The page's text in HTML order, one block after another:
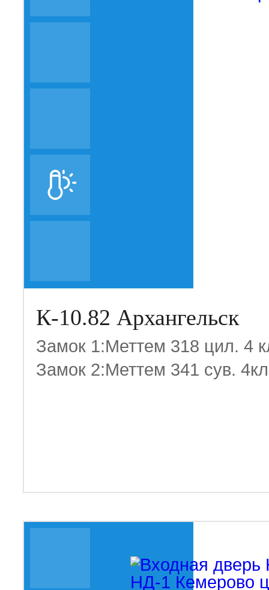
К-10.82 Архангельск
Замок 1:Меттем 318 цил. 4
Замок 2:Меттем 341 сув.